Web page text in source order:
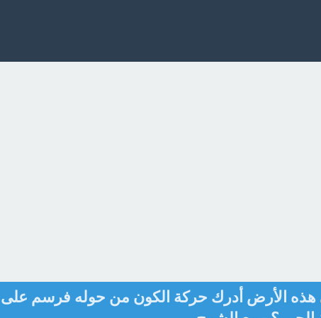
هذه الأرض أدرك حركة الكون من حوله فرسم على